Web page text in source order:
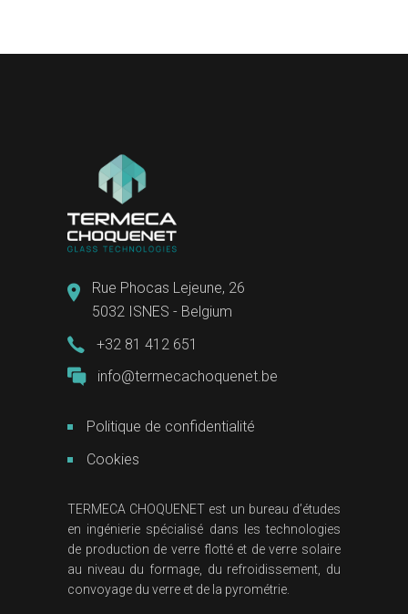
Rue Phocas Lejeune, 26
5032 ISNES - Belgium
+32 81 412 651
info@termecachoquenet.be
Politique de confidentialité
Cookies
TERMECA CHOQUENET est un bureau d’études
en ingénierie spécialisé dans les technologies
de production de verre flotté et de verre solaire
au niveau du formage, du refroidissement, du
convoyage du verre et de la pyrométrie.